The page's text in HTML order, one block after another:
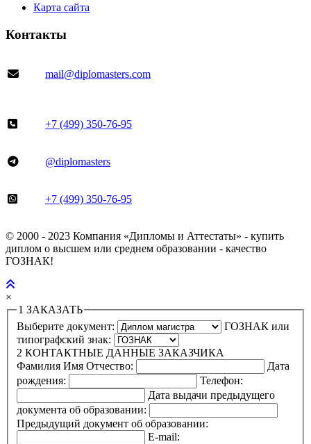
Карта сайта
Контакты
mail@diplomasters.com
+7 (499) 350-76-95
@diplomasters
+7 (499) 350-76-95
© 2000 - 2023 Компания «Дипломы и Аттестаты» - купить
диплом о высшем или среднем образовании - качество
ГОЗНАК!
×
1 ЗАКАЗАТЬ
Выберите документ:
ГОЗНАК или
типографский знак:
2 КОНТАКТНЫЕ ДАННЫЕ ЗАКАЗЧИКА
Фамилия Имя Отчество:
Дата
рождения:
Телефон:
Дата выдачи предыдущего
документа об образовании:
Предыдущий документ об образовании:
E-mail: